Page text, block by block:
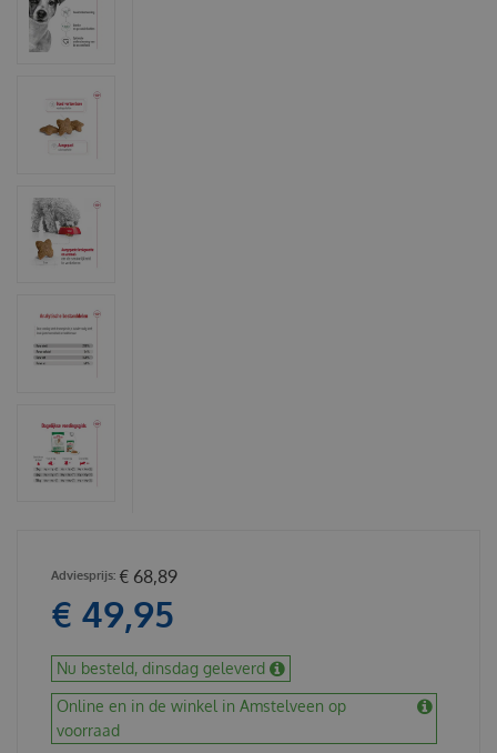
€ 68,89
€ 49,95
Nu besteld, dinsdag geleverd
Online en in de winkel in Amstelveen op
voorraad